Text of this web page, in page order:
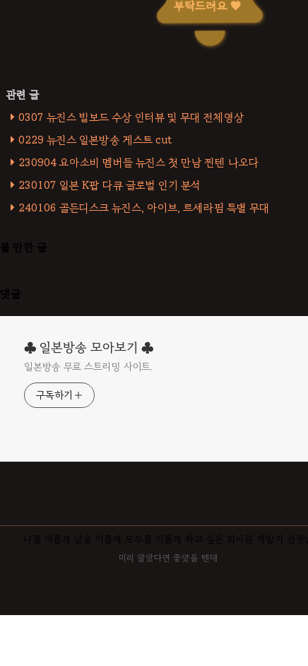
부탁드려요 💖
0307 뉴진스 빌보드 수상 인터뷰 및 무대 전체영상
0229 뉴진스 일본방송 게스트 cut
230904 요아소비 멤버들 뉴진스 첫 만남 찐텐 나오다
230107 일본 K팝 다큐 글로벌 인기 분석
240106 골든디스크 뉴진스, 아이브, 르세라핌 특별 무대
볼 만한 글
댓글
♣ 일본방송 모아보기 ♣
일본방송 무료 스트리밍 사이트.
구독하기
나를 이롭게 남을 이롭게 모두를 이롭게 하고 싶은 회사원 개발자 선생님
미리 알았다면 좋았을 텐데